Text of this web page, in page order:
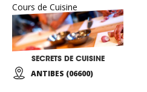
Cours de Cuisine
SECRETS DE CUISINE
ANTIBES (06600)